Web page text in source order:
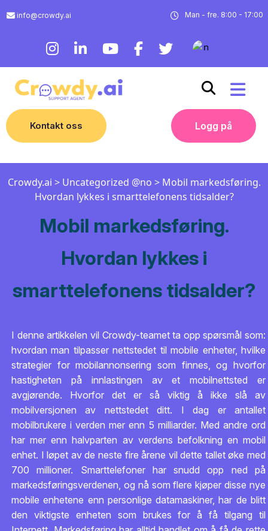
info@crowdy.ai Man - fre. 8:00 - 17:00
Kontakt oss Logg på
Crowdy.ai > Uncategorized @no > Mobil markedsføring.
Hvordan lykkes i smarttelefonens tidsalder?
Mobil markedsføring.
Hvordan lykkes i
smarttelefonens tidsalder?
I denne artikkelen vil Crowdy-teamet ta opp spørsmål som:
hvordan man tilpasser nettstedet til mobile enheter, hvilke
strategier for mobilannonsering som finnes, og hvorfor
hastigheten på innlastingen av et mobilnettsted er
avgjørende. Hvorfor det er så viktig å ikke slå av
mobilversjonen av nettstedet ditt. I dag er antallet
mobilbrukere i verden mer enn 5 milliarder. Med andre ord
har mer enn halvparten av verdens befolkning en mobil
enhet. I løpet av de neste fire årene vil dette tallet øke med
700 millioner. Smarttelefoner har snudd opp ned på
markedsføringsverdenen, og nå som flere kjøper disse nye
mobile enhetene enn personlige datamaskiner, har de blitt
den viktigste enheten som brukes for å få tilgang til